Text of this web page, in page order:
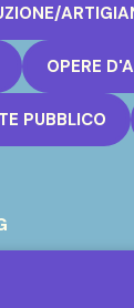
OPERE
PUBBLICO